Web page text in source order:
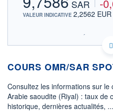
SAR -
VALEUR INDICATIVE 2,2562 EUR
SIX - FOREX 2 DONNÉES
Politique d'exécution
COURS OMR/SAR
Consultez les informations sur
Arabie saoudite (Riyal) : taux de
historique, dernières actualités, ...